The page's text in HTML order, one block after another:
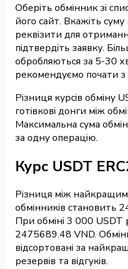
Оберіть обмінник зі
його сайт. Вкажіть
реквізити для
підтвердіть заявку.
обробляються за 5-30
рекомендуємо почати з
Різниця курсів обміну
готівкові донги між
Максимальна сума
за одну операцію.
Курс USDT
Різниця між
обмінників становить
При обміні 3 000 USDT
2475689.48 VND.
відсортовані за
резервів та відгуків.